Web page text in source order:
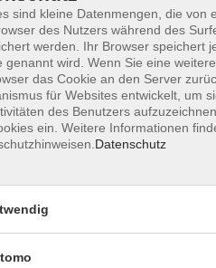
Barrierefreiheit AGB
sind kleine Datenmengen, die von
des Nutzers während des
werden. Ihr Browser speichert
genannt wird. Wenn Sie eine
das Cookie an den Server
für Websites entwickelt, um
des Benutzers
ein. Weitere Informationen
Datenschutz